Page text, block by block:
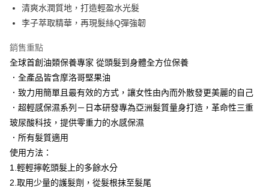
AFTEE先享後付
相關說明
AFTEE先享後付是「在收到商品之後才付款」的支付方式。 讓您購物簡單
１．簡單：不需註冊會員、不需綁卡、不需儲值。
２．便利：只要手機號碼，簡訊認證，即可結帳。
３．安心：先確認商品／服務後，再付款。
【「AFTEE先享後付」結帳流程】
１．於結帳方式選擇「AFTEE先享後付」後，將跳轉至「AFTEE先享後付」
２．訂單成立數日內，您將收到繳費通知簡訊。
３．收到繳費通知簡訊後14天內，點擊此簡訊中的連結，可透過四大超商／
ATM／網路銀行／等多元方式進行付款，方視為交易完成。
※ 請注意：結帳手續完成當下不需立刻繳費，但若您需要取消訂單，請聯絡
購買商品的店家。未經商家同意取消之訂單仍視為有效，需透過AFTEE先享
運送方式
付款後全家取貨
付款後萊爾富取貨
每筆NT$100，滿NT$3,000(含以上)免運費
付款後7-11取貨
每筆NT$100，滿NT$3,000(含以上)免運費
宅配
清爽水潤質地，打造輕盈水光髮
李子萃取精華，再現髮絲Q彈強韌
銷售重點
全球首創油類保養專家 從頭髮到身體全方位保養
．全產品皆含摩洛哥堅果油
．致力用簡單且最有效的方式，讓女性由內而外散發更美麗的自己
．超輕感保濕系列－日本研發專為亞洲髮質量身打造，革命性三重
玻尿酸科技，提供零重力的水感保濕
．所有髮質適用
使用方法：
1.輕輕擰乾頭髮上的多餘水分
2.取用少量的護髮劑，從髮根抹至髮尾